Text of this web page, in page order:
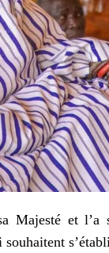
Majesté et